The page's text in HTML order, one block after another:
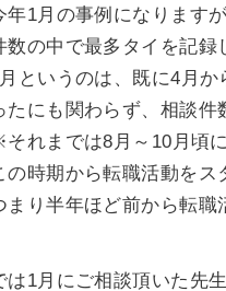
年1月の事例になります
数の中で最多タイを記録
というのは、既に4月
たにも関わらず、相談件
れまでは8月～10月頃
の時期から転職活動をス
まり半年ほど前から転職
は1月にご相談頂いた先